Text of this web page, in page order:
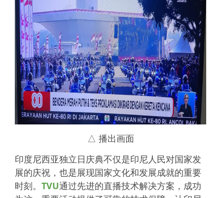
△ 播出画面
印度尼西亚独立日庆典不仅是印尼人民对国家发
展的庆祝，也是展现国家文化和发展成就的重要
时刻。 TVU通过先进的直播技术解决方案，成功